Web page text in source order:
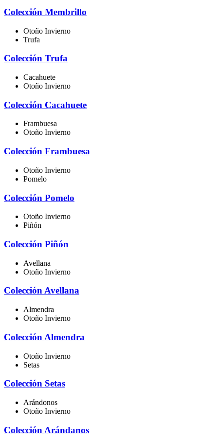
Colección Membrillo
Otoño Invierno
Trufa
Colección Trufa
Cacahuete
Otoño Invierno
Colección Cacahuete
Frambuesa
Otoño Invierno
Colección Frambuesa
Otoño Invierno
Pomelo
Colección Pomelo
Otoño Invierno
Piñón
Colección Piñón
Avellana
Otoño Invierno
Colección Avellana
Almendra
Otoño Invierno
Colección Almendra
Otoño Invierno
Setas
Colección Setas
Arándonos
Otoño Invierno
Colección Arándanos